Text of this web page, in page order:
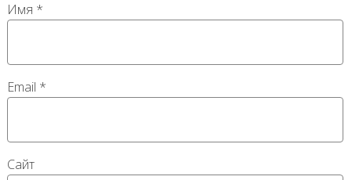
Имя *
Email *
Сайт